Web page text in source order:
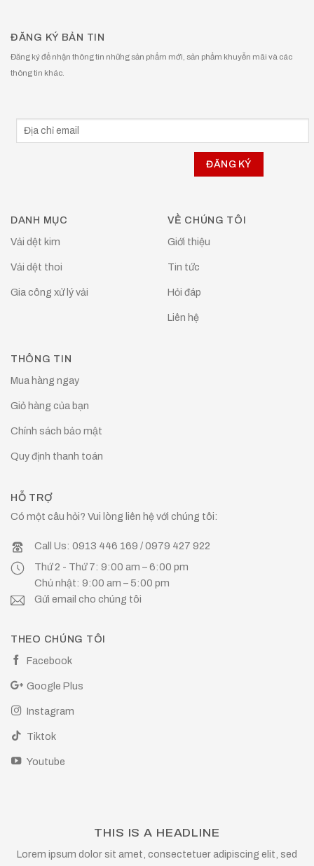
ĐĂNG KÝ BẢN TIN
Đăng ký để nhận thông tin những sản phẩm mới, sản phẩm khuyễn mãi và các
thông tin khác.
DANH MỤC
Vải dệt kim
Vải dệt thoi
Gia công xử lý vải
VỀ CHÚNG TÔI
Giới thiệu
Tin tức
Hỏi đáp
Liên hệ
THÔNG TIN
Mua hàng ngay
Giỏ hàng của bạn
Chính sách bảo mật
Quy định thanh toán
HỖ TRỢ
Có một câu hỏi? Vui lòng liên hệ với chúng tôi:
Call Us: 0913 446 169 / 0979 427 922
Thứ 2 - Thứ 7: 9:00 am – 6:00 pm
Chủ nhật: 9:00 am – 5:00 pm
Gửi email cho chúng tôi
THEO CHÚNG TÔI
Facebook
Google Plus
Instagram
Tiktok
Youtube
THIS IS A HEADLINE
Lorem ipsum dolor sit amet, consectetuer adipiscing elit, sed